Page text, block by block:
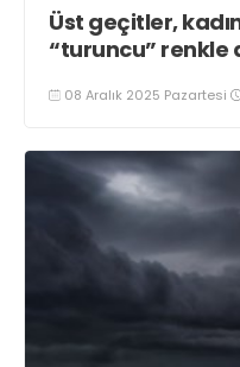
Üst geçitler,
“turuncu” renkle
08 Aralık 2025 Pazartesi